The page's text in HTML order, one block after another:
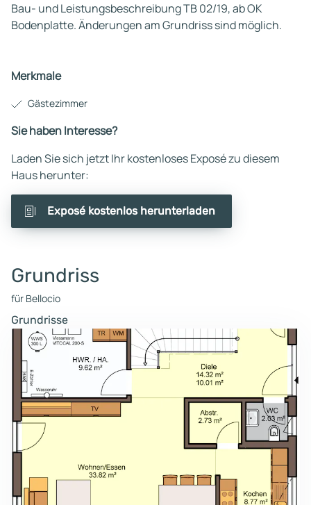
Bau- und Leistungsbeschreibung TB 02/19, ab OK
Bodenplatte. Änderungen am Grundriss sind möglich.
Merkmale
Gästezimmer
Sie haben Interesse?
Laden Sie sich jetzt Ihr kostenloses Exposé zu diesem
Haus herunter:
Exposé kostenlos herunterladen
Grundriss
für Bellocio
Grundrisse